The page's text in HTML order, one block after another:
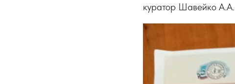
куратор Шавейко А.А.